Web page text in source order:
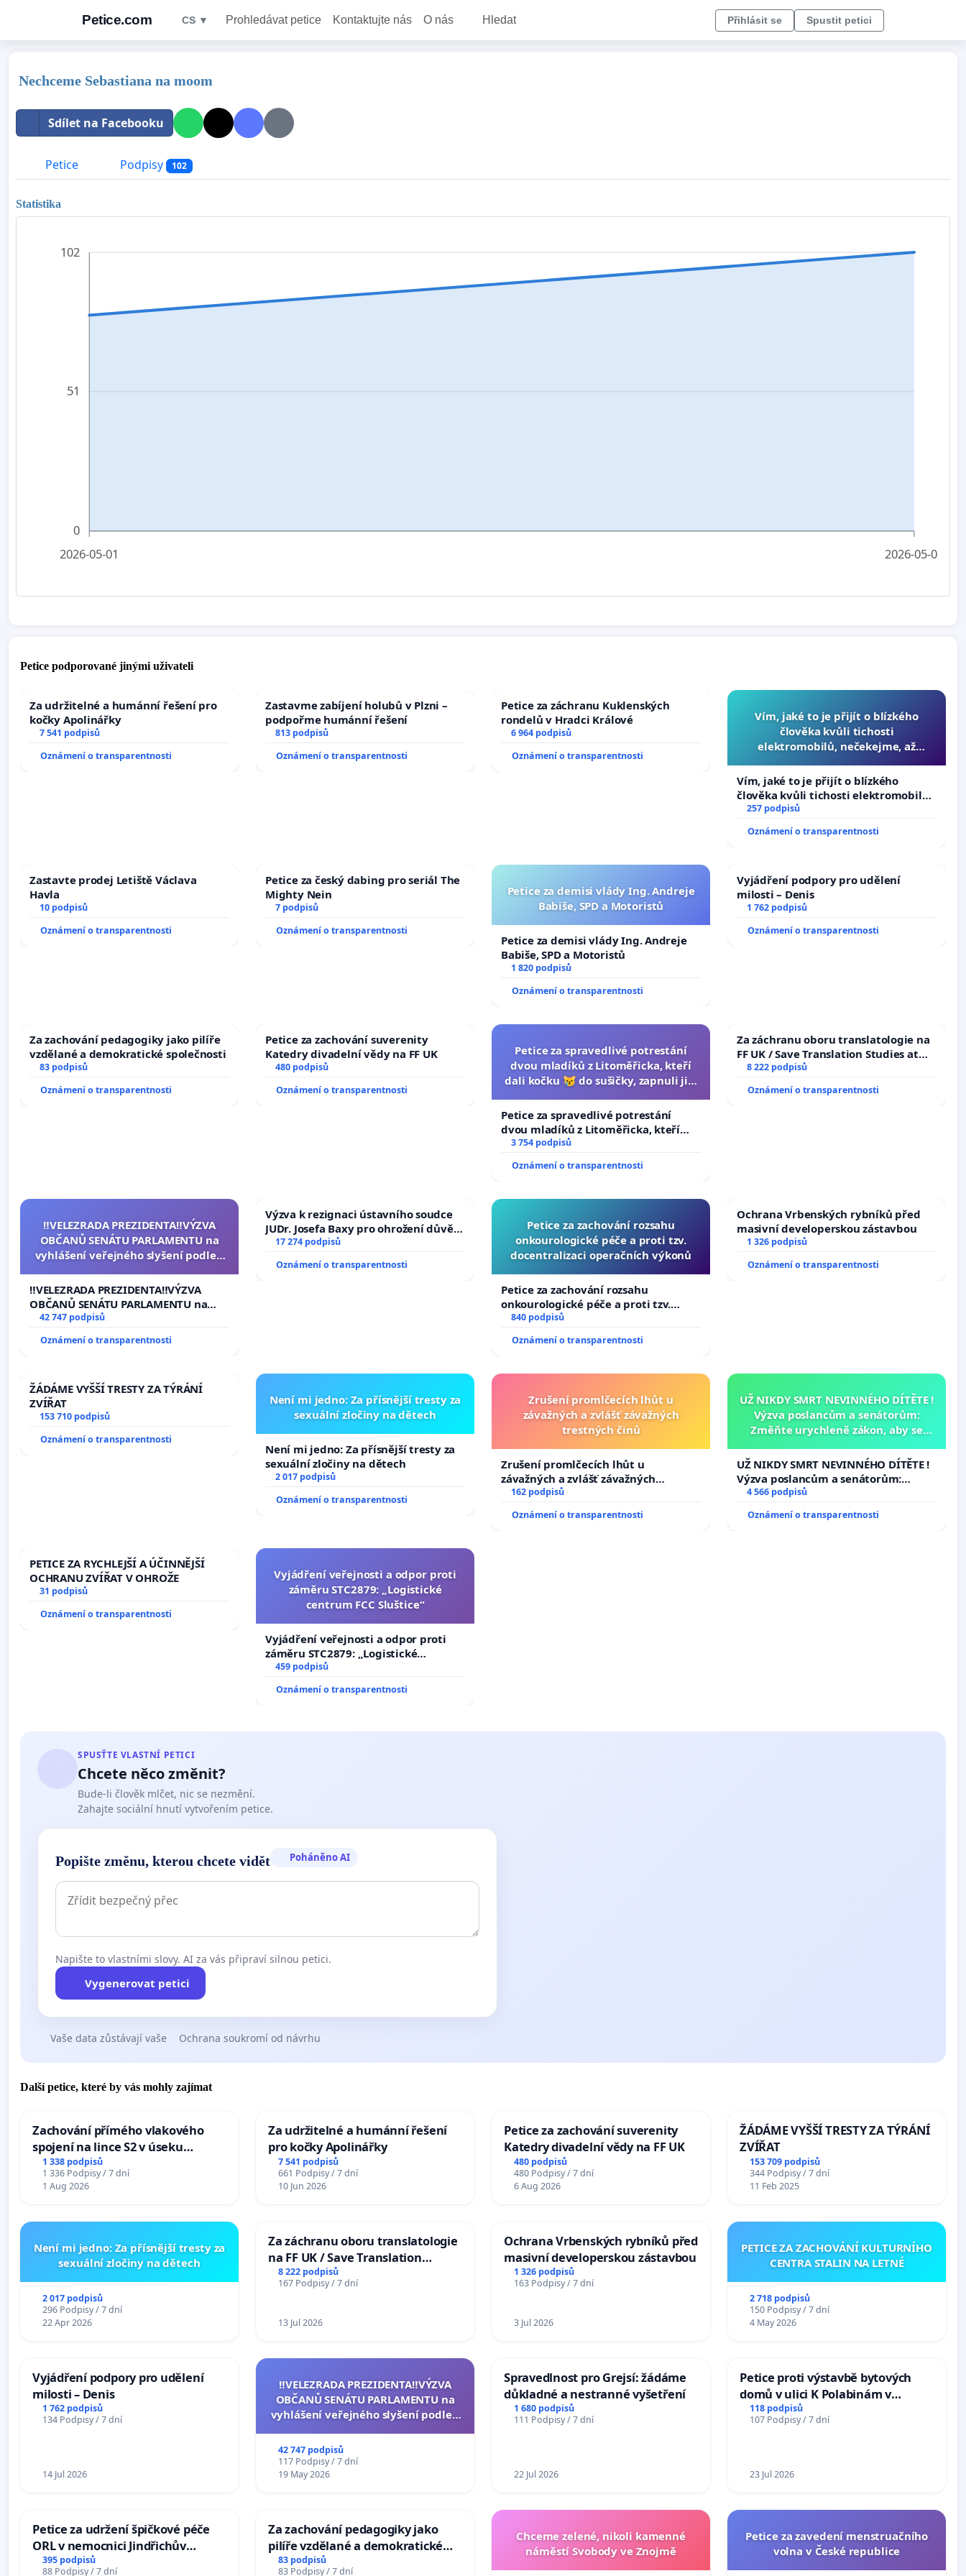
Petice.com CS ▼ Prohledávat petice Kontaktujte nás O nás Hledat Přihlásit se Spustit petici
Nechceme Sebastiana na moom
Sdílet na Facebooku
Petice Podpisy 102
Statistika
0
51
102
2026-05-01 2026-05-02
Petice podporované jinými uživateli
Za udržitelné a humánní řešení pro
kočky Apolinářky
7 541 podpisů
Oznámení o transparentnosti
Zastavme zabíjení holubů v Plzni –
podpořme humánní řešení
813 podpisů
Oznámení o transparentnosti
Petice za záchranu Kuklenských
rondelů v Hradci Králové
6 964 podpisů
Oznámení o transparentnosti
Vím, jaké to je přijít o blízkého
člověka kvůli tichosti
elektromobilů, nečekejme, až
auta!
Vím, jaké to je přijít o blízkého
člověka kvůli tichosti elektromobilů,
nečekejme, až přibydou další,
zaveďme slyšitelná auta!
257 podpisů
Oznámení o transparentnosti
Zastavte prodej Letiště Václava
Havla
10 podpisů
Oznámení o transparentnosti
Petice za český dabing pro seriál The
Mighty Nein
7 podpisů
Oznámení o transparentnosti
Petice za demisi vlády Ing. Andreje
Babiše, SPD a Motoristů
Petice za demisi vlády Ing. Andreje
Babiše, SPD a Motoristů
1 820 podpisů
Oznámení o transparentnosti
Vyjádření podpory pro udělení
milosti – Denis
1 762 podpisů
Oznámení o transparentnosti
Za zachování pedagogiky jako pilíře
vzdělané a demokratické společnosti
83 podpisů
Oznámení o transparentnosti
Petice za zachování suverenity
Katedry divadelní vědy na FF UK
480 podpisů
Oznámení o transparentnosti
Petice za spravedlivé potrestání
dvou mladíků z Litoměřicka, kteří
dali kočku 😿 do sušičky, zapnuli ji a
Petice za spravedlivé potrestání
dvou mladíků z Litoměřicka, kteří
dali kočku 😿 do sušičky, zapnuli ji a
umírání zvířete natočili.
3 754 podpisů
Oznámení o transparentnosti
Za záchranu oboru translatologie na
FF UK / Save Translation Studies at
the Faculty of Arts, Charles
University
8 222 podpisů
Oznámení o transparentnosti
‼️VELEZRADA PREZIDENTA‼️VÝZVA
OBČANŮ SENÁTU PARLAMENTU na
vyhlášení veřejného slyšení podle §
na přijetí usnesení k podání ústavní
žaloby na prezidenta republiky
‼️VELEZRADA PREZIDENTA‼️VÝZVA
OBČANŮ SENÁTU PARLAMENTU na
vyhlášení veřejného slyšení podle §
144 jednacího řádu Senátu k návrhu
na přijetí usnesení k podání ústavní
42 747 podpisů
Oznámení o transparentnosti
Výzva k rezignaci ústavního soudce
JUDr. Josefa Baxy pro ohrožení důvěry
ve spravedlivý proces
17 274 podpisů
Oznámení o transparentnosti
Petice za zachování rozsahu
onkourologické péče a proti tzv.
docentralizaci operačních výkonů
Petice za zachování rozsahu
onkourologické péče a proti tzv.
docentralizaci operačních výkonů
840 podpisů
Oznámení o transparentnosti
Ochrana Vrbenských rybníků před
masivní developerskou zástavbou
1 326 podpisů
Oznámení o transparentnosti
ŽÁDÁME VYŠŠÍ TRESTY ZA TÝRÁNÍ
ZVÍŘAT
153 710 podpisů
Oznámení o transparentnosti
Není mi jedno: Za přísnější tresty za
sexuální zločiny na dětech
Není mi jedno: Za přísnější tresty za
sexuální zločiny na dětech
2 017 podpisů
Oznámení o transparentnosti
Zrušení promlčecích lhůt u
závažných a zvlášť závažných
trestných činů
Zrušení promlčecích lhůt u
závažných a zvlášť závažných
trestných činů
162 podpisů
Oznámení o transparentnosti
UŽ NIKDY SMRT NEVINNÉHO DÍTĚTE !
Výzva poslancům a senátorům:
Změňte urychleně zákon, aby se
opakovat!
UŽ NIKDY SMRT NEVINNÉHO DÍTĚTE !
Výzva poslancům a senátorům:
Změňte urychleně zákon, aby se
tragédie malé Viktorky už nemohla
opakovat!
4 566 podpisů
Oznámení o transparentnosti
PETICE ZA RYCHLEJŠÍ A ÚČINNĚJŠÍ
OCHRANU ZVÍŘAT V OHROŽE
31 podpisů
Oznámení o transparentnosti
Vyjádření veřejnosti a odpor proti
záměru STC2879: „Logistické
centrum FCC Sluštice“
Vyjádření veřejnosti a odpor proti
záměru STC2879: „Logistické
centrum FCC Sluštice“
459 podpisů
Oznámení o transparentnosti
SPUSŤTE VLASTNÍ PETICI
Chcete něco změnit?
Bude-li člověk mlčet, nic se nezmění.
Zahajte sociální hnutí vytvořením petice.
Popište změnu, kterou chcete vidět Poháněno AI
Napište to vlastními slovy. AI za vás připraví silnou petici.
Vygenerovat petici
Vaše data zůstávají vaše Ochrana soukromí od návrhu
Další petice, které by vás mohly zajímat
Zachování přímého vlakového
spojení na lince S2 v úseku
Ostrava – Bohumín – Karviná –
Mosty u Jablunkova
1 338 podpisů
1 336 Podpisy / 7 dní
1 Aug 2026
Za udržitelné a humánní řešení
pro kočky Apolinářky
7 541 podpisů
661 Podpisy / 7 dní
10 Jun 2026
Petice za zachování suverenity
Katedry divadelní vědy na FF UK
480 podpisů
480 Podpisy / 7 dní
6 Aug 2026
ŽÁDÁME VYŠŠÍ TRESTY ZA TÝRÁNÍ
ZVÍŘAT
153 709 podpisů
344 Podpisy / 7 dní
11 Feb 2025
Není mi jedno: Za přísnější tresty za
sexuální zločiny na dětech
2 017 podpisů
296 Podpisy / 7 dní
22 Apr 2026
Za záchranu oboru translatologie
na FF UK / Save Translation
Studies at the Faculty of Arts,
Charles University
8 222 podpisů
167 Podpisy / 7 dní
13 Jul 2026
Ochrana Vrbenských rybníků před
masivní developerskou zástavbou
1 326 podpisů
163 Podpisy / 7 dní
3 Jul 2026
PETICE ZA ZACHOVÁNÍ KULTURNÍHO
CENTRA STALIN NA LETNÉ
2 718 podpisů
150 Podpisy / 7 dní
4 May 2026
Vyjádření podpory pro udělení
milosti – Denis
1 762 podpisů
134 Podpisy / 7 dní
14 Jul 2026
‼️VELEZRADA PREZIDENTA‼️VÝZVA
OBČANŮ SENÁTU PARLAMENTU na
vyhlášení veřejného slyšení podle §
na přijetí usnesení k podání ústavní
žaloby na prezidenta republiky
42 747 podpisů
117 Podpisy / 7 dní
19 May 2026
Spravedlnost pro Grejsí: žádáme
důkladné a nestranné vyšetření
1 680 podpisů
111 Podpisy / 7 dní
22 Jul 2026
Petice proti výstavbě bytových
domů v ulici K Polabinám v
Pardubicích
118 podpisů
107 Podpisy / 7 dní
23 Jul 2026
Petice za udržení špičkové péče
ORL v nemocnici Jindřichův
Hradec
395 podpisů
88 Podpisy / 7 dní
Za zachování pedagogiky jako
pilíře vzdělané a demokratické
společnosti
83 podpisů
83 Podpisy / 7 dní
Chceme zelené, nikoli kamenné
náměstí Svobody ve Znojmě
Petice za zavedení menstruačního
volna v České republice